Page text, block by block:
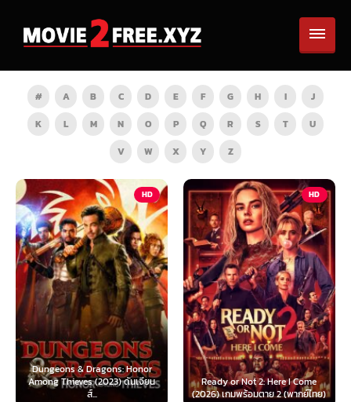
# A B C D E F G H I
J
K
L M N O P Q R S T
U
V
W X Y Z
HD
Honor
ดันเจียน
HD
Ready or Not 2: Here I Come
(2026) เกมพร้อมตาย 2 (พากย์ไทย)
Now You See Me:
(2025) อาชญากล